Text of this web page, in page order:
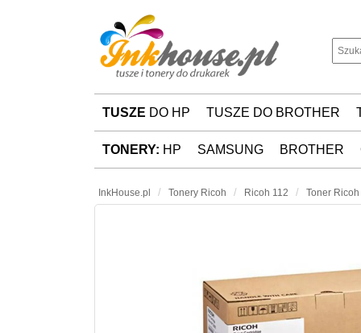
TUSZE DO HP TUSZE DO BROTHER
TONERY: HP SAMSUNG BROTHER
InkHouse.pl Tonery Ricoh Ricoh 112 Toner